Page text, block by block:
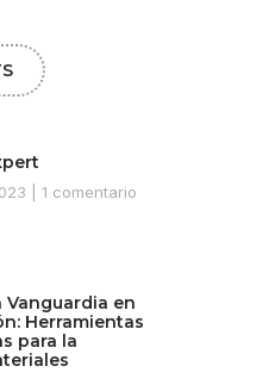
1 comentario
Vanguardia en
Herramientas
para la